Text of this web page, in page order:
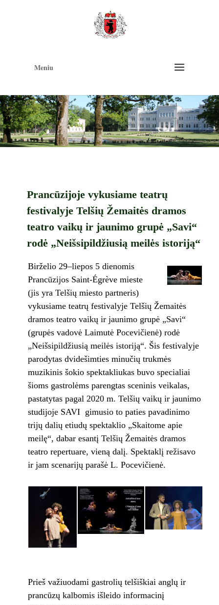
Meniu
Prancūzijoje vykusiame teatrų
festivalyje Telšių Žemaitės dramos
teatro vaikų ir jaunimo grupė „Savi“
rodė „Neišsipildžiusią meilės istoriją“
Birželio 29–liepos 5 dienomis
Prancūzijos Saint-Égrève mieste
(jis yra Telšių miesto partneris)
vykusiame teatrų festivalyje Telšių Žemaitės
dramos teatro vaikų ir jaunimo grupė „Savi“
(grupės vadovė Laimutė Pocevičienė) rodė
„Neišsipildžiusią meilės istoriją“. Šis festivalyje
parodytas dvidešimties minučių trukmės
muzikinis šokio spektakliukas buvo specialiai
šioms gastrolėms parengtas sceninis veikalas,
pastatytas pagal 2020 m. Telšių vaikų ir jaunimo
studijoje SAVI gimusio to paties pavadinimo
trijų dalių etiudų spektaklio „Skaitome apie
meilę“, dabar esantį Telšių Žemaitės dramos
teatro repertuare, vieną dalį. Spektaklį režisavo
ir jam scenarijų parašė L. Pocevičienė.
Prieš važiuodami gastrolių telšiškiai anglų ir
prancūzų kalbomis išleido informacinį